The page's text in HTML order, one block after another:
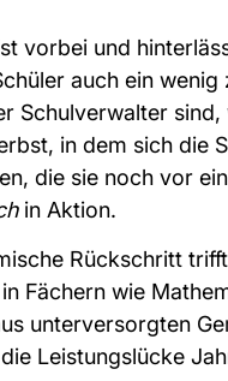
vorbei und
auch ein
Schulverwalter
in dem sich die
die sie noch vor
in Aktion.
Rückschritt
Fächern wie
unterversorgten
Leistungslücke